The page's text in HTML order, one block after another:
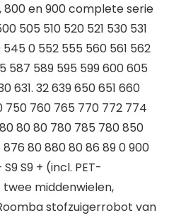
800 en 900 complete serie
505 510 520 521 530 531
0 552 555 560 561 562
587 589 595 599 600 605
631. 32 639 650 651 660
750 760 765 770 772 774
80 80 780 785 780 850
80 880 80 86 89 0 900
S9 + (incl. PET-
middenwielen,
stofzuigerrobot van